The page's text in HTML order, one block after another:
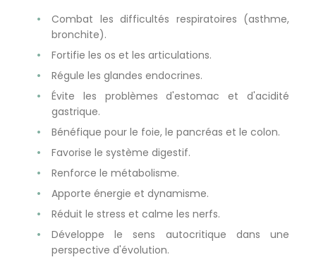
Combat les difficultés respiratoires (asthme,
bronchite).
Fortifie les os et les articulations.
Régule les glandes endocrines.
Évite les problèmes d'estomac et d'acidité
gastrique.
Bénéfique pour le foie, le pancréas et le colon.
Favorise le système digestif.
Renforce le métabolisme.
Apporte énergie et dynamisme.
Réduit le stress et calme les nerfs.
Développe le sens autocritique dans une
perspective d'évolution.